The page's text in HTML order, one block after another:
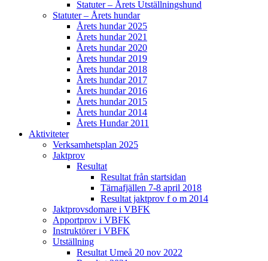
Statuter – Årets Utställningshund
Statuter – Årets hundar
Årets hundar 2025
Årets hundar 2021
Årets hundar 2020
Årets hundar 2019
Årets hundar 2018
Årets hundar 2017
Årets hundar 2016
Årets hundar 2015
Årets hundar 2014
Årets Hundar 2011
Aktiviteter
Verksamhetsplan 2025
Jaktprov
Resultat
Resultat från startsidan
Tärnafjällen 7-8 april 2018
Resultat jaktprov f o m 2014
Jaktprovsdomare i VBFK
Apportprov i VBFK
Instruktörer i VBFK
Utställning
Resultat Umeå 20 nov 2022